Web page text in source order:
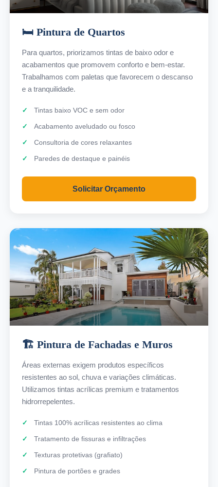
🛏️ Pintura de Quartos
Para quartos, priorizamos tintas de baixo odor e
acabamentos que promovem conforto e bem-estar.
Trabalhamos com paletas que favorecem o descanso
e a tranquilidade.
Tintas baixo VOC e sem odor
Acabamento aveludado ou fosco
Consultoria de cores relaxantes
Paredes de destaque e painéis
Solicitar Orçamento
🏗️ Pintura de Fachadas e Muros
Áreas externas exigem produtos específicos
resistentes ao sol, chuva e variações climáticas.
Utilizamos tintas acrílicas premium e tratamentos
hidrorrepelentes.
Tintas 100% acrílicas resistentes ao clima
Tratamento de fissuras e infiltrações
Texturas protetivas (grafiato)
Pintura de portões e grades